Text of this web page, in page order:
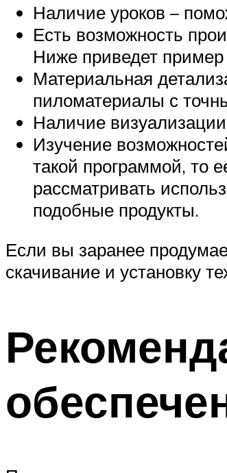
Наличие уроков –
Есть возможность
Ниже приведет пример
Материальная
пиломатериалы с
Наличие
Изучение
такой программой, то
рассматривать
подобные продукты.
Если вы заранее
скачивание и установку